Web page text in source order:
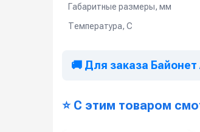
Габаритные размеры, мм
Температура, C
🚚 Для заказа Байонет
⭐ С этим товаром